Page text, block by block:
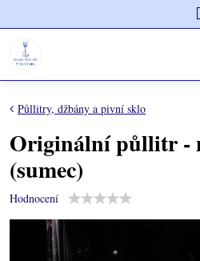
Půllitry, džbány a pivní sklo
Originální půllitr -
(sumec)
Hodnocení